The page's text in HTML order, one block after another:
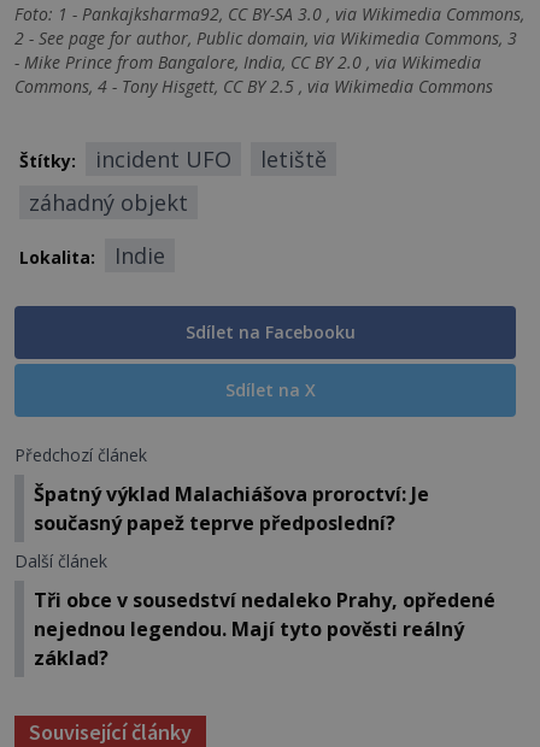
Foto: 1 - Pankajksharma92, CC BY-SA 3.0 , via Wikimedia Commons,
2 - See page for author, Public domain, via Wikimedia Commons, 3
- Mike Prince from Bangalore, India, CC BY 2.0 , via Wikimedia
Commons, 4 - Tony Hisgett, CC BY 2.5 , via Wikimedia Commons
Štítky: incident UFO
letiště
záhadný objekt
Lokalita: Indie
Sdílet na Facebooku
Sdílet na X
Předchozí článek
Špatný výklad Malachiášova proroctví: Je
současný papež teprve předposlední?
Další článek
Tři obce v sousedství nedaleko Prahy, opředené
nejednou legendou. Mají tyto pověsti reálný
základ?
Související články